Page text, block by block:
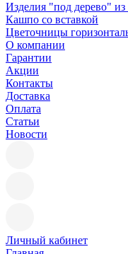
Изделия "под дерево" из
Кашпо со вставкой
Цветочницы
О компании
Гарантии
Акции
Контакты
Доставка
Оплата
Статьи
Новости
Личный кабинет